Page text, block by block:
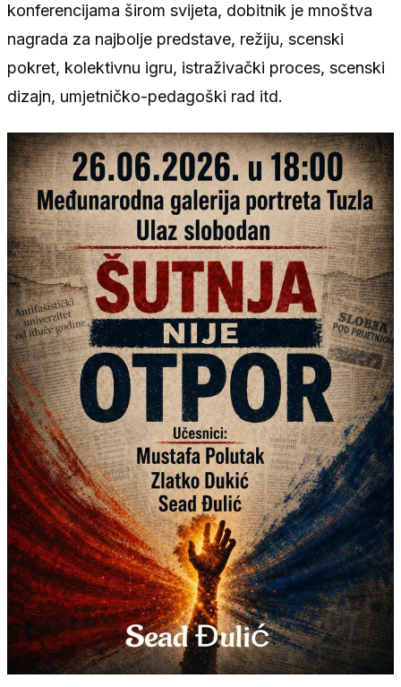
konferencijama širom svijeta, dobitnik je mnoštva
nagrada za najbolje predstave, režiju, scenski
pokret, kolektivnu igru, istraživački proces, scenski
dizajn, umjetničko-pedagoški rad itd.